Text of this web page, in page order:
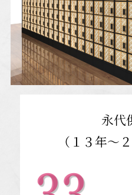
永代
（１３年～